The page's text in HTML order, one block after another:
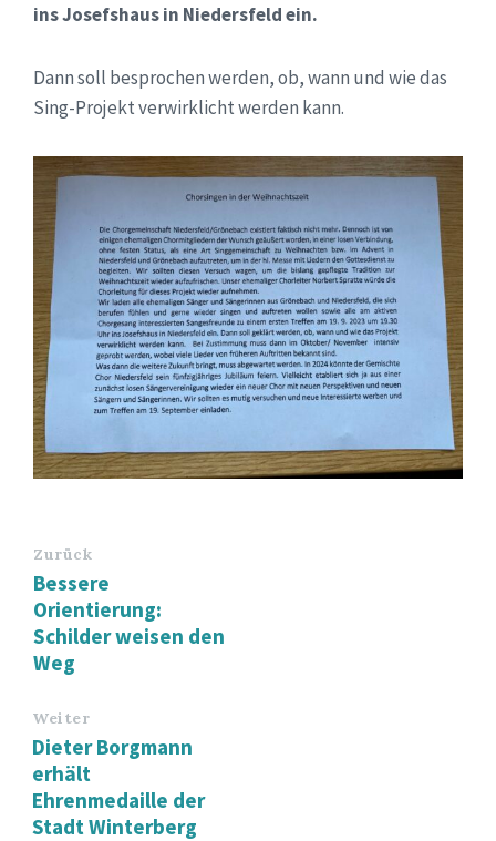
ins Josefshaus in Niedersfeld ein.
Dann soll besprochen werden, ob, wann und wie das
Sing-Projekt verwirklicht werden kann.
Zurück
Bessere
Orientierung:
Schilder weisen den
Weg
Weiter
Dieter Borgmann
erhält
Ehrenmedaille der
Stadt Winterberg